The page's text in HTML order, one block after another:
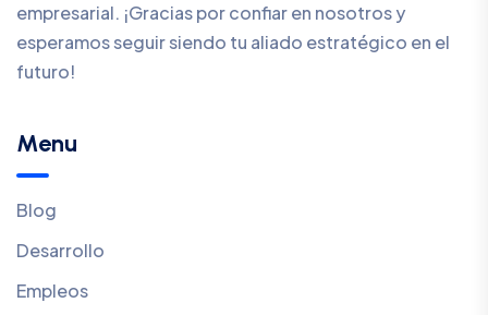
empresarial. ¡Gracias por confiar en nosotros y
esperamos seguir siendo tu aliado estratégico en el
futuro!
Menu
Blog
Desarrollo
Empleos